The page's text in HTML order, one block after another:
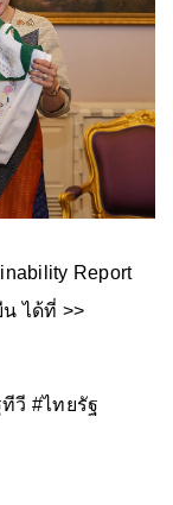
Report
ได้ที่ >>
วี #ไทยรัฐ